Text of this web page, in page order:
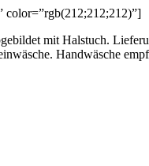
color=”rgb(212;212;212)”]
mit Halstuch.
Handwäsche